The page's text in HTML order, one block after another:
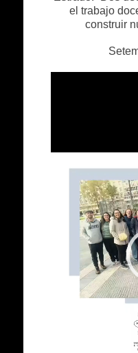
el trabajo
construir